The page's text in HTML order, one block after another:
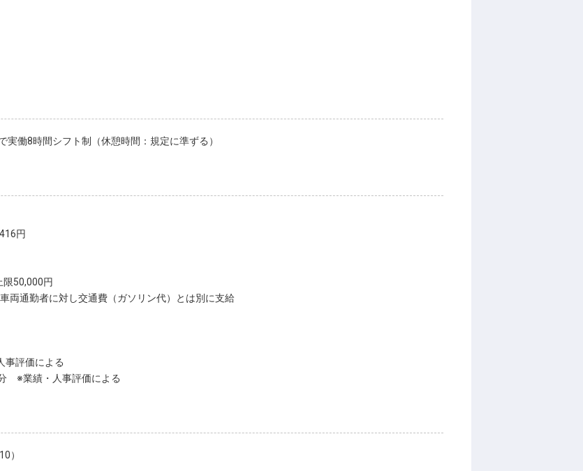
実働8時間シフト制（休憩時間：規定に準ずる）
円
50,000円
両通勤者に対し交通費（ガソリン代）とは別に支給
評価による
※業績・人事評価による
）